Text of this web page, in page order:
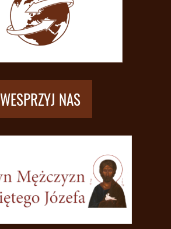
WESPRZYJ NAS